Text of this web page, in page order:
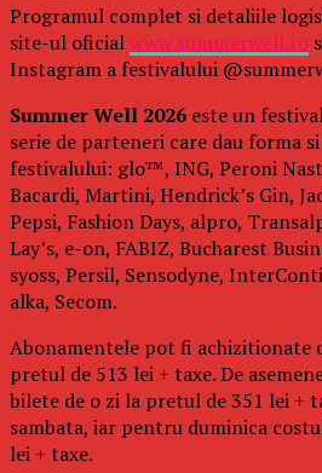
Programul complet si detaliile
site-ul oficialwww.summerwell.ro
Instagram a festivalului
Summer Well 2026 este un
serie de parteneri care dau forma
festivalului: glo™, ING, Peroni
Bacardi, Martini, Hendrick’s Gin,
Pepsi, Fashion Days, alpro,
Lay’s, e-on, FABIZ, Bucharest
syoss, Persil, Sensodyne,
alka, Secom.
Abonamentele pot fi achizitionate
pretul de 513 lei + taxe. De
bilete de o zi la pretul de 351 lei +
sambata, iar pentru duminica
lei + taxe.